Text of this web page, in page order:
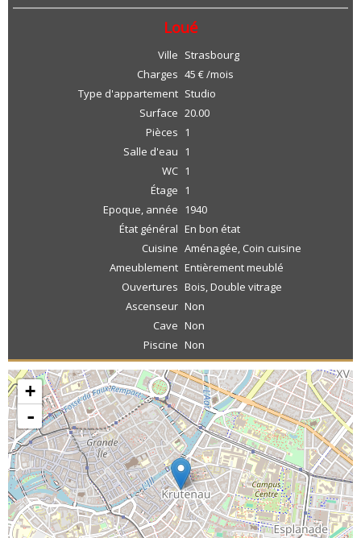
Loué
Ville Strasbourg
Charges 45 € /mois
Type d'appartement Studio
Surface 20.00
Pièces 1
Salle d'eau 1
WC 1
Étage 1
Epoque, année 1940
État général En bon état
Cuisine Aménagée, Coin cuisine
Ameublement Entièrement meublé
Ouvertures Bois, Double vitrage
Ascenseur Non
Cave Non
Piscine Non
+
-